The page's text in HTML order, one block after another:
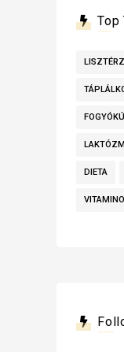
Top
DIETA